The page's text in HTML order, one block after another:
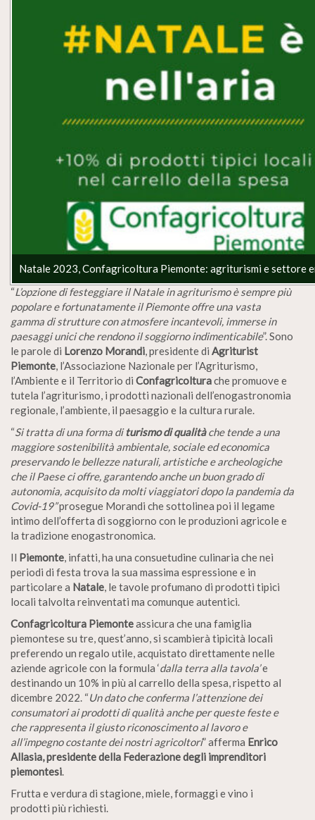
Natale 2023, Confagricoltura Piemonte: agriturismi e settore
“L’opzione di festeggiare il Natale in agriturismo è sempre più
popolare e fortunatamente il Piemonte offre una vasta
gamma di strutture con atmosfere incantevoli, immerse in
paesaggi unici che rendono il soggiorno indimenticabile”. Sono
le parole di Lorenzo Morandi, presidente di Agriturist
Piemonte, l’Associazione Nazionale per l’Agriturismo,
l’Ambiente e il Territorio di Confagricolturache promuove e
tutela l’agriturismo, i prodotti nazionali dell’enogastronomia
regionale, l’ambiente, il paesaggio e la cultura rurale.
“Si tratta di una forma diturismo di qualitàche tende a una
maggiore sostenibilità ambientale, sociale ed economica
preservando le bellezze naturali, artistiche e archeologiche
che il Paese ci offre, garantendo anche un buon grado di
autonomia, acquisito da molti viaggiatori dopo la pandemia da
Covid-19”prosegue Morandi che sottolinea poi il legame
intimo dell’offerta di soggiorno con le produzioni agricole e
la tradizione enogastronomica.
Il Piemonte, infatti, ha una consuetudine culinaria che nei
periodi di festa trova la sua massima espressione e in
particolare a Natale, le tavole profumano di prodotti tipici
locali talvolta reinventati ma comunque autentici.
Confagricoltura Piemonteassicura che una famiglia
piemontese su tre, quest’anno, si scambierà tipicità locali
preferendo un regalo utile, acquistato direttamente nelle
aziende agricole con la formula ‘dalla terra alla tavola’e
destinando un 10% in più al carrello della spesa, rispetto al
dicembre 2022. “Un dato che conferma l’attenzione dei
consumatori ai prodotti di qualità anche per queste feste e
che rappresenta il giusto riconoscimento al lavoro e
all’impegno costante dei nostri agricoltori” afferma Enrico
Allasia, presidente della Federazione degli imprenditori
piemontesi.
Frutta e verdura di stagione, miele, formaggi e vino i
prodotti più richiesti.